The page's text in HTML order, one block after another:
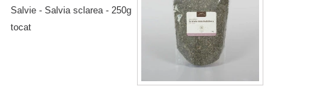
Salvie - Salvia sclarea - 250g
tocat